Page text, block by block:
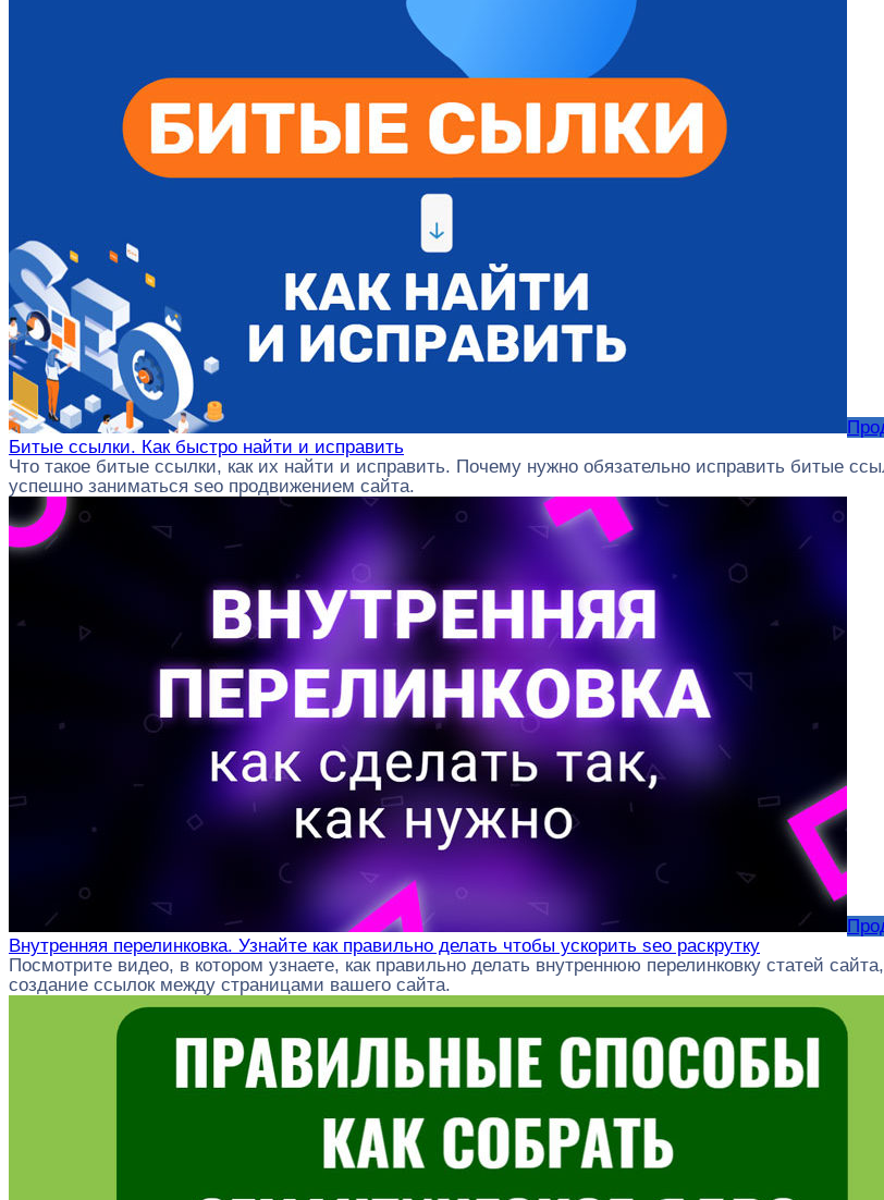
Битые ссылки. Как быстро найти и исправить
Что такое битые ссылки, как их найти и исправить. Почему нужно обязательно исправить битые
успешно заниматься seo продвижением сайта.
Внутренняя перелинковка. Узнайте как правильно делать чтобы ускорить seo раскрутку
Посмотрите видео, в котором узнаете, как правильно делать внутреннюю перелинковку статей
создание ссылок между страницами вашего сайта.